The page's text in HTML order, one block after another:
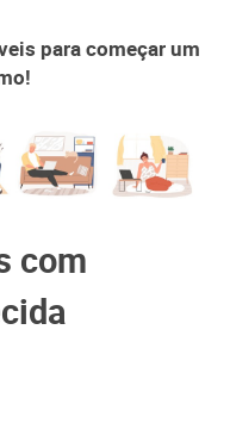
para começar um
com